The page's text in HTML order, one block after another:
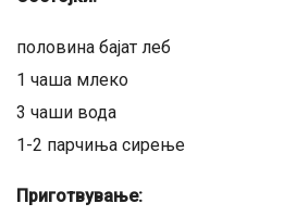
половина бајат леб
1 чаша млеко
3 чаши вода
1-2 парчиња сирење
Приготвување: